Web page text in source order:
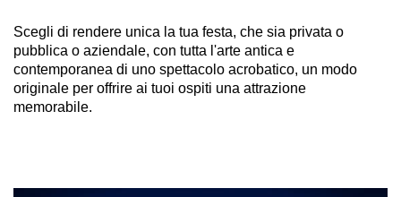
Scegli di rendere unica la tua festa, che sia privata o
pubblica o aziendale, con tutta l'arte antica e
contemporanea di uno spettacolo acrobatico, un modo
originale per offrire ai tuoi ospiti una attrazione
memorabile.